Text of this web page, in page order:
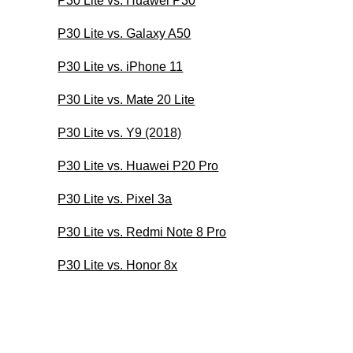
P30 Lite vs. Galaxy A50
P30 Lite vs. iPhone 11
P30 Lite vs. Mate 20 Lite
P30 Lite vs. Y9 (2018)
P30 Lite vs. Huawei P20 Pro
P30 Lite vs. Pixel 3a
P30 Lite vs. Redmi Note 8 Pro
P30 Lite vs. Honor 8x